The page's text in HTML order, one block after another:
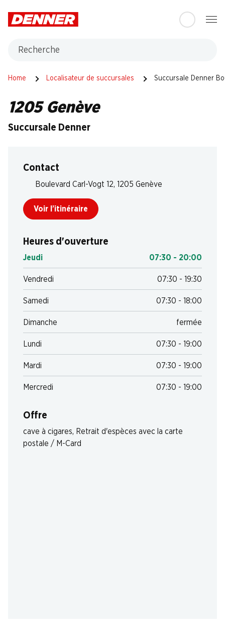
Home Localisateur de succursales Succursale Denner
1205 Genève
Succursale Denner
Contact
Boulevard Carl-Vogt 12, 1205 Genève
Voir l’itinéraire
Heures d'ouverture
Jeudi 07:30 - 20:00
Vendredi 07:30 - 19:30
Samedi 07:30 - 18:00
Dimanche fermée
Lundi 07:30 - 19:00
Mardi 07:30 - 19:00
Mercredi 07:30 - 19:00
Offre
cave à cigares, Retrait d'espèces avec la carte
postale / M-Card